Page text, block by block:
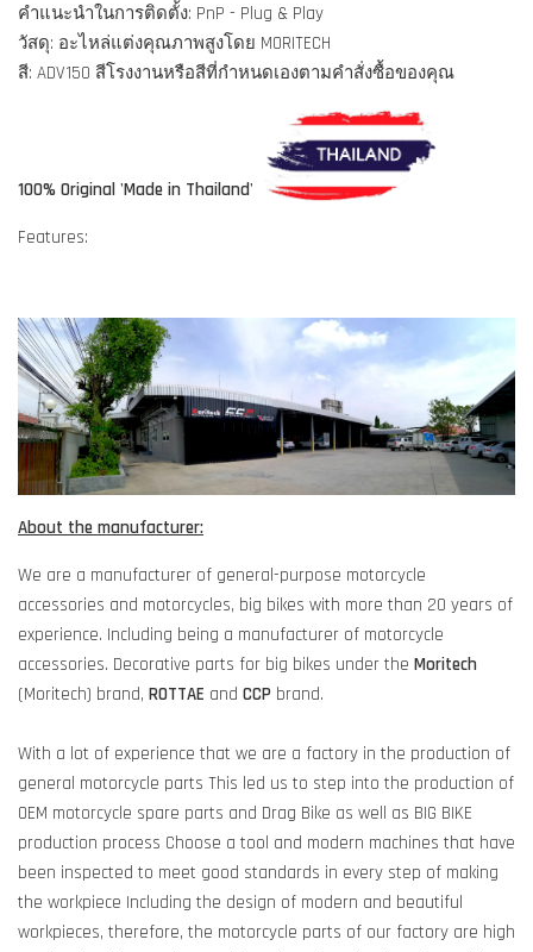
คำแนะนำในการติดตั้ง: PnP - Plug & Play
วัสดุ: อะไหล่แต่งคุณภาพสูงโดย MORITECH
สี: ADV150 สีโรงงานหรือสีที่กำหนดเองตามคำสั่งซื้อของคุณ
100% Original 'Made in Thailand'
Features:
About the manufacturer:
We are a manufacturer of general-purpose motorcycle
accessories and motorcycles, big bikes with more than 20 years of
experience. Including being a manufacturer of motorcycle
accessories. Decorative parts for big bikes under the Moritech
(Moritech) brand, ROTTAE and CCP brand.
With a lot of experience that we are a factory in the production of
general motorcycle parts This led us to step into the production of
OEM motorcycle spare parts and Drag Bike as well as BIG BIKE
production process Choose a tool and modern machines that have
been inspected to meet good standards in every step of making
the workpiece Including the design of modern and beautiful
workpieces, therefore, the motorcycle parts of our factory are high